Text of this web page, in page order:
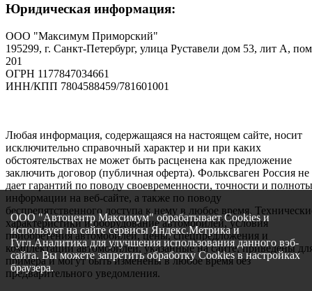
ООО "Автоцентр Максимум" обрабатывает Cookies и
использует на сайте сервисы Яндекс.Метрика и
Гугл.Аналитика для улучшения использования данного вэб-
сайта. Вы можете запретить обработку Cookies в настройках
браузера.
Юридическая информация:
ООО "Максимум Приморский"
195299, г. Санкт-Петербург, улица Руставели дом 53, лит А,
201
ОГРН 1177847034661
ИНН/КПП 7804588459/781601001
Любая информация, содержащаяся на настоящем сайте, носит
исключительно справочный характер и ни при каких
обстоятельствах не может быть расценена как предложение
заключить договор (публичная оферта). Фольксваген Россия не
дает гарантий по поводу своевременности, точности и полноты
информации на веб-сайте, а также по поводу
беспрепятственного доступа к нему в любое время.
характеристики и оборудование автомобилей, условия
приобретения автомобилей, цены, спецпредложения и
комплектации автомобилей, указанные на сайте, приведены
примера и могут быть изменены в любое время без
предварительного уведомления.